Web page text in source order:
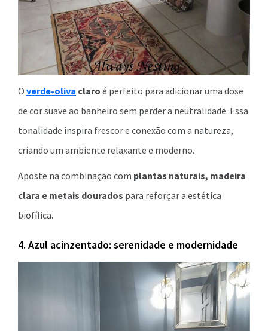
O verde-oliva claro é perfeito para adicionar uma dose
de cor suave ao banheiro sem perder a neutralidade. Essa
tonalidade inspira frescor e conexão com a natureza,
criando um ambiente relaxante e moderno.
Aposte na combinação com plantas naturais, madeira
clara e metais dourados para reforçar a estética
biofílica.
4. Azul acinzentado: serenidade e modernidade